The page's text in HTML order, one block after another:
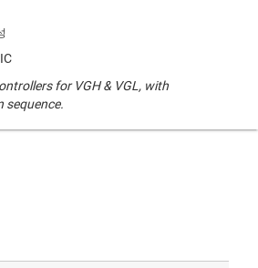
for VGH & VGL, with
sequence.